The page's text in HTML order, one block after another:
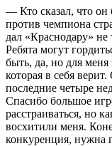
— Кто сказал, что
против чемпиона
дал «Краснодару» не
Ребята могут
быть, да, но для
которая в себя
последние четыре
Спасибо большое
расстраиваться, но
восхитили меня.
конкуренция, нужна